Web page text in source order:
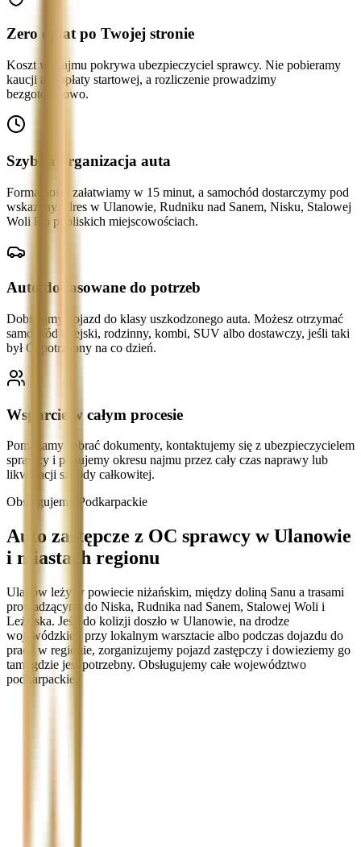
Zero opłat po Twojej stronie
Koszt wynajmu pokrywa ubezpieczyciel sprawcy. Nie pobieramy
kaucji ani opłaty startowej, a rozliczenie prowadzimy
bezgotówkowo.
Szybka organizacja auta
Formalności załatwiamy w 15 minut, a samochód dostarczymy pod
wskazany adres w Ulanowie, Rudniku nad Sanem, Nisku, Stalowej
Woli lub pobliskich miejscowościach.
Auto dopasowane do potrzeb
Dobieramy pojazd do klasy uszkodzonego auta. Możesz otrzymać
samochód miejski, rodzinny, kombi, SUV albo dostawczy, jeśli taki
był Ci potrzebny na co dzień.
Wsparcie w całym procesie
Pomagamy zebrać dokumenty, kontaktujemy się z ubezpieczycielem
sprawcy i pilnujemy okresu najmu przez cały czas naprawy lub
likwidacji szkody całkowitej.
Obsługujemy Podkarpackie
Auto zastępcze z OC sprawcy w Ulanowie
i miastach regionu
Ulanów leży w powiecie niżańskim, między doliną Sanu a trasami
prowadzącymi do Niska, Rudnika nad Sanem, Stalowej Woli i
Leżajska. Jeśli do kolizji doszło w Ulanowie, na drodze
wojewódzkiej, przy lokalnym warsztacie albo podczas dojazdu do
pracy w regionie, zorganizujemy pojazd zastępczy i dowieziemy go
tam, gdzie jest potrzebny. Obsługujemy całe województwo
podkarpackie.